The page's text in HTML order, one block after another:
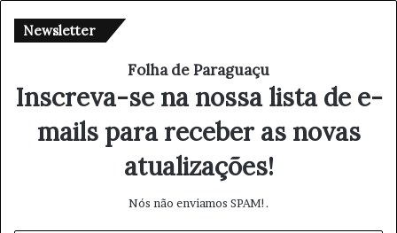
Newsletter
Folha de Paraguaçu
Inscreva-se na nossa lista de e-
mails para receber as novas
atualizações!
Nós não enviamos SPAM!.